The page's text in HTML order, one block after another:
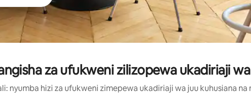
za ufukweni zilizopewa ukadiriaji
nyumba hizi za ufukweni zimepewa ukadiriaji wa juu kuhusiana na